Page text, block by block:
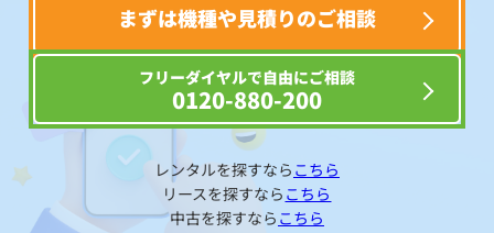
まずは機種や見積りのご相談
フリーダイヤルで自由にご相談
0120-880-200
レンタルを探すなら こちら
リースを探すなら こちら
中古を探すなら こちら